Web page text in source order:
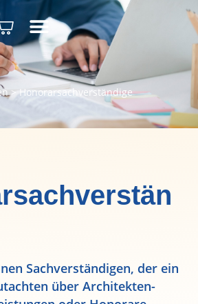
>Honorarsachverständige
Sachverständigen, der ein
über Architekten-